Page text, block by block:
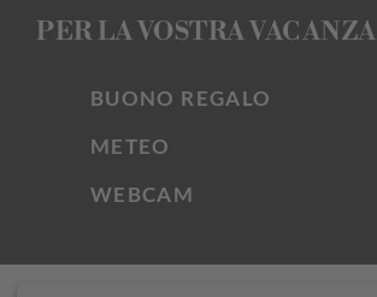
PER LA VOSTRA VACANZA
BUONO REGALO
METEO
WEBCAM